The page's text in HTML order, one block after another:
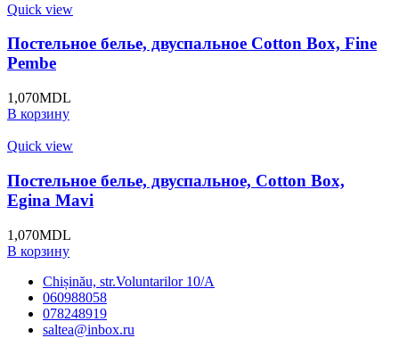
Quick view
Постельное белье, двуспальное Cotton Box, Fine
Pembe
1,070MDL
В корзину
Quick view
Постельное белье, двуспальное, Cotton Box,
Egina Mavi
1,070MDL
В корзину
Chișinău, str.Voluntarilor 10/A
060988058
078248919
saltea@inbox.ru